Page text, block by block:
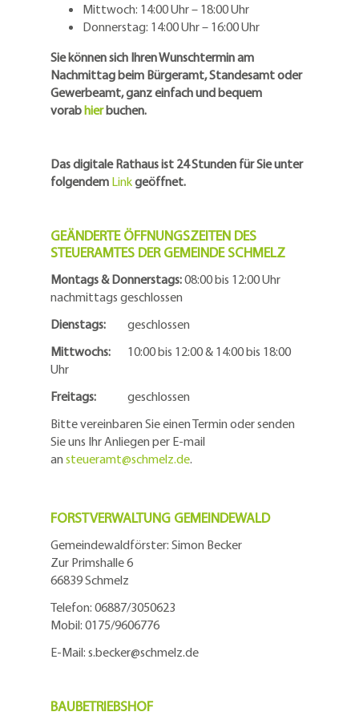
Mittwoch: 14:00 Uhr – 18:00 Uhr
Donnerstag: 14:00 Uhr – 16:00 Uhr
Sie können sich Ihren Wunschtermin am
Nachmittag beim Bürgeramt, Standesamt oder
Gewerbeamt, ganz einfach und bequem
vorabhierbuchen.
Das digitale Rathaus ist 24 Stunden für Sie unter
folgendem Linkgeöffnet.
GEÄNDERTE ÖFFNUNGSZEITEN DES
STEUERAMTES DER GEMEINDE SCHMELZ
Montags & Donnerstags:08:00 bis 12:00 Uhr
nachmittags geschlossen
Dienstags:
geschlossen
Mittwochs:
10:00 bis 12:00 & 14:00 bis 18:00
Uhr
Freitags:
geschlossen
Bitte vereinbaren Sie einen Termin oder senden
Sie uns Ihr Anliegen per E-mail
an steueramt@schmelz.de.
FORSTVERWALTUNG GEMEINDEWALD
Gemeindewaldförster: Simon Becker
Zur Primshalle 6
66839 Schmelz
Telefon: 06887/3050623
Mobil: 0175/9606776
E-Mail: s.becker@schmelz.de
BAUBETRIEBSHOF